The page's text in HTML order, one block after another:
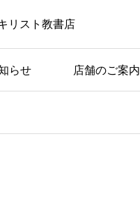
リスト教書店
らせ 店舗のご案内